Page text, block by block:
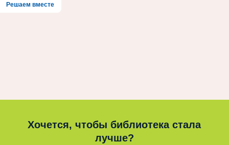
Решаем вместе
Хочется, чтобы библиотека стала
лучше?